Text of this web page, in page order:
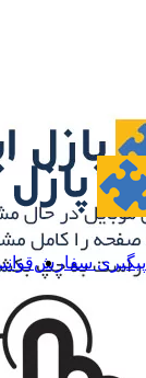
پیگیری سفارش